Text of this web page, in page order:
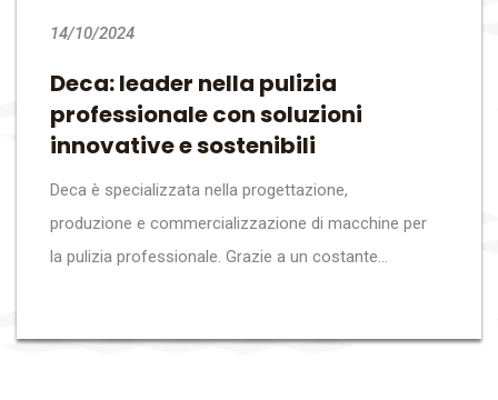
14/10/2024
Deca: leader nella pulizia
professionale con soluzioni
innovative e sostenibili
Deca è specializzata nella progettazione,
produzione e commercializzazione di macchine per
la pulizia professionale. Grazie a un costante...